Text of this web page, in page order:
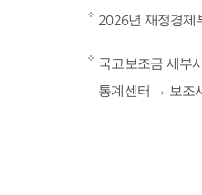
2026년 재정경제
국고보조금 세부
통계센터 → 보조